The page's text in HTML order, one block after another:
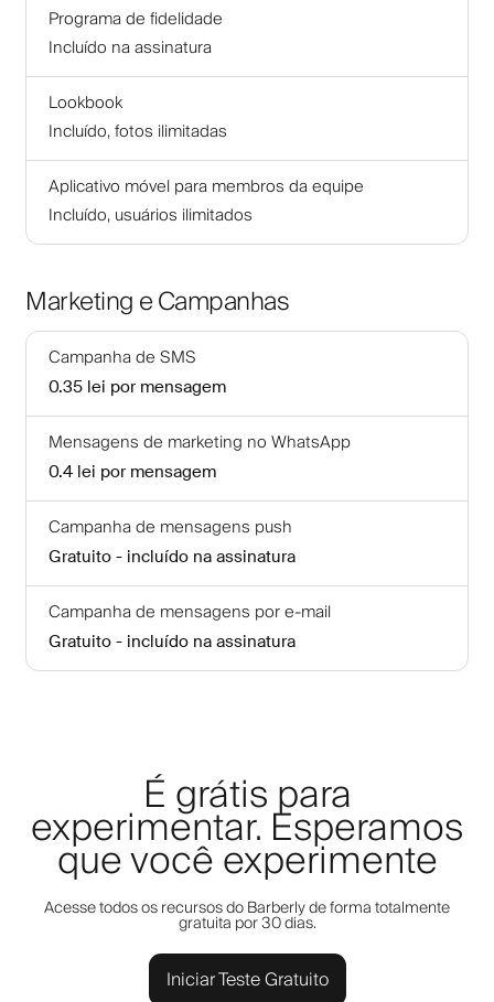
Programa de fidelidade
Incluído na assinatura
Lookbook
Incluído, fotos ilimitadas
Aplicativo móvel para membros da equipe
Incluído, usuários ilimitados
Marketing e Campanhas
Campanha de SMS
0.35 lei por mensagem
Mensagens de marketing no WhatsApp
0.4 lei por mensagem
Campanha de mensagens push
Gratuito - incluído na assinatura
Campanha de mensagens por e-mail
Gratuito - incluído na assinatura
É grátis para
experimentar. Esperamos
que você experimente
Acesse todos os recursos do Barberly de forma totalmente
gratuita por 30 dias.
Iniciar Teste Gratuito